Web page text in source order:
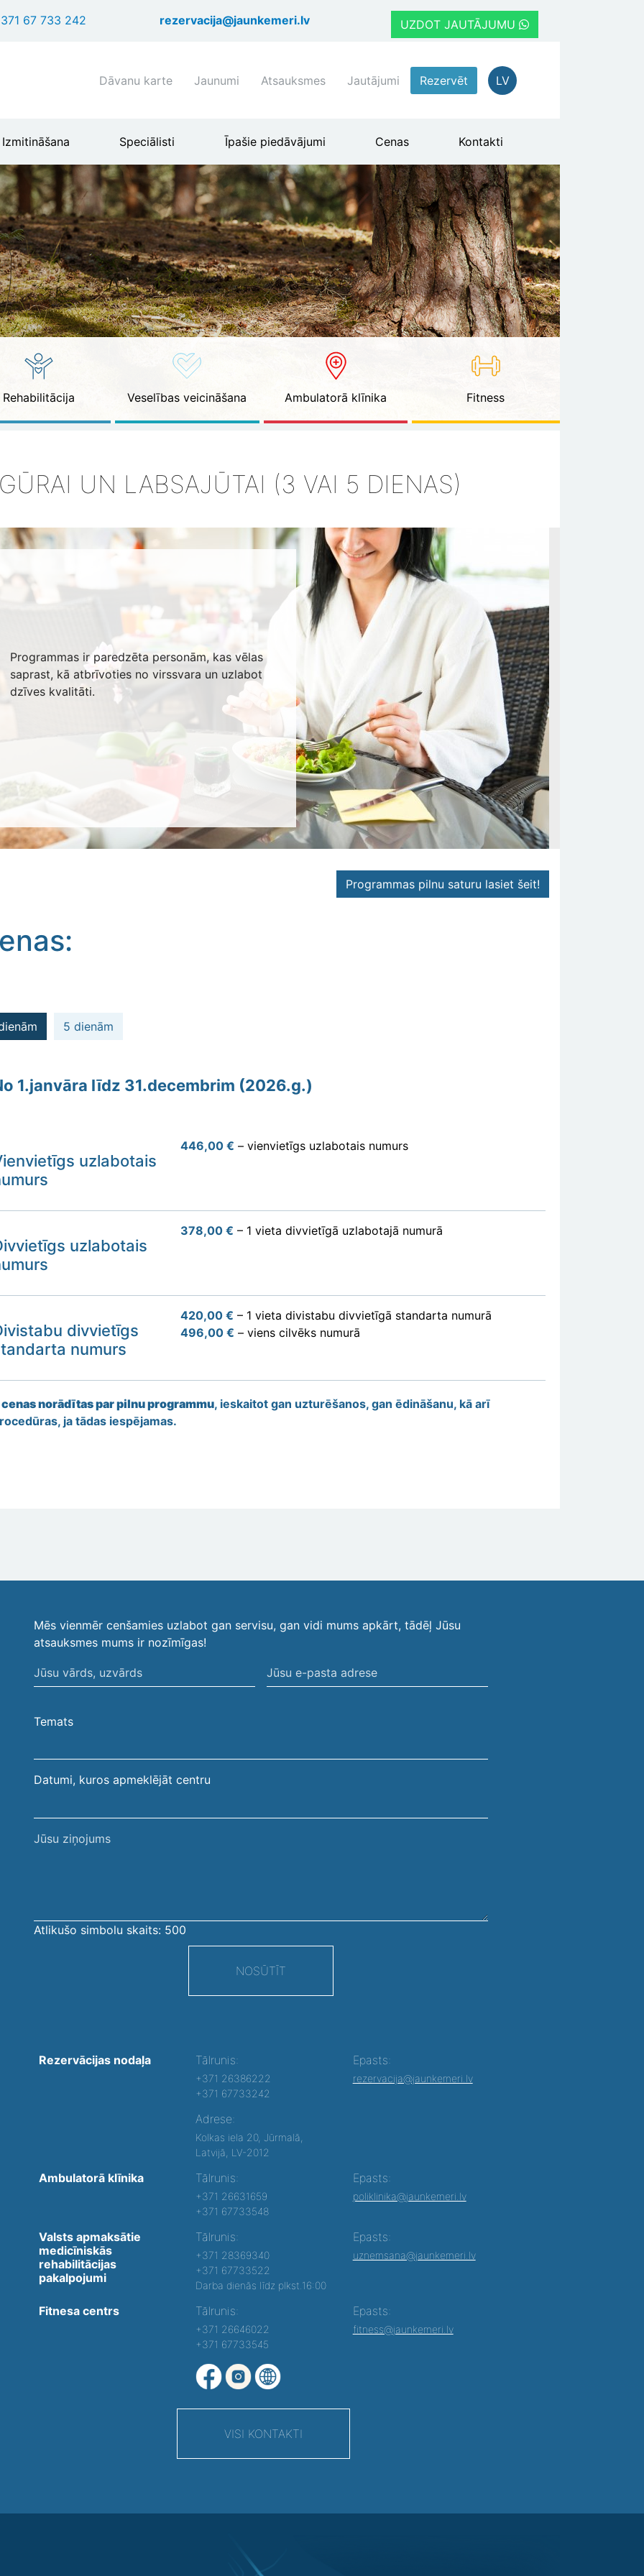
uz
67 733 242 rezervacija@jaunkemeri.lv UZDOT JAUTĀJUMU
Shortcuts
menu
Dāvanu karte Jaunumi Atsauksmes Jautājumi Rezervēt LV
Izmitināšana Speciālisti Īpašie piedāvājumi Cenas Kontakti
Rehabilitācija Veselības veicināšana Ambulatorā klīnika Fitness
UN LABSAJŪTAI (3 VAI 5 DIENAS)
Programmas ir paredzēta personām, kas vēlas
saprast, kā atbrīvoties no virssvara un uzlabot
dzīves kvalitāti.
Programmas pilnu saturu lasiet šeit!
5 dienām
1.janvāra līdz 31.decembrim (2026.g.)
uzlabotais
446,00 € – vienvietīgs uzlabotais numurs
uzlabotais
378,00 € – 1 vieta divvietīgā uzlabotajā numurā
divvietīgs
numurs
420,00 € – 1 vieta divistabu divvietīgā standarta numurā
496,00 € – viens cilvēks numurā
cenas norādītas par pilnu programmu, ieskaitot gan uzturēšanos, gan ēdināšanu, kā arī
ja tādas iespējamas.
Mēs vienmēr cenšamies uzlabot gan servisu, gan vidi mums apkārt, tādēļ Jūsu
atsauksmes mums ir nozīmīgas!
Jūsu
vārds,
Jūsu
e-
Temats
Datumi, kuros apmeklējāt centru
Jūsu
Atlikušo simbolu skaits: 500
NOSŪTĪT
Rezervācijas nodaļa Tālrunis:
+371 26386222
+371 67733242
Adrese:
Kolkas iela 20, Jūrmalā,
Latvijā, LV-2012
Epasts:
rezervacija@jaunkemeri.lv
Ambulatorā klīnika Tālrunis:
+371 26631659
+371 67733548
Epasts:
poliklinika@jaunkemeri.lv
Valsts apmaksātie
medicīniskās
rehabilitācijas
pakalpojumi
Tālrunis:
+371 28369340
+371 67733522
Darba dienās līdz plkst.16:00
Epasts:
uznemsana@jaunkemeri.lv
Fitnesa centrs Tālrunis:
+371 26646022
+371 67733545
Epasts:
fitness@jaunkemeri.lv
VISI KONTAKTI